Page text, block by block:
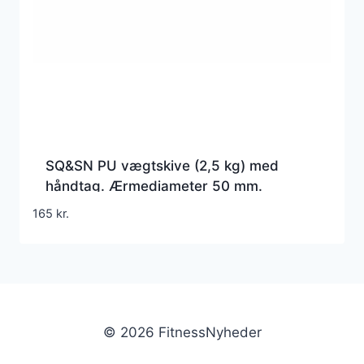
SQ&SN PU vægtskive (2,5 kg) med
håndtag. Ærmediameter 50 mm.
Slidstærk og holdbar – perfekt til crossfit
165 kr.
© 2026 FitnessNyheder